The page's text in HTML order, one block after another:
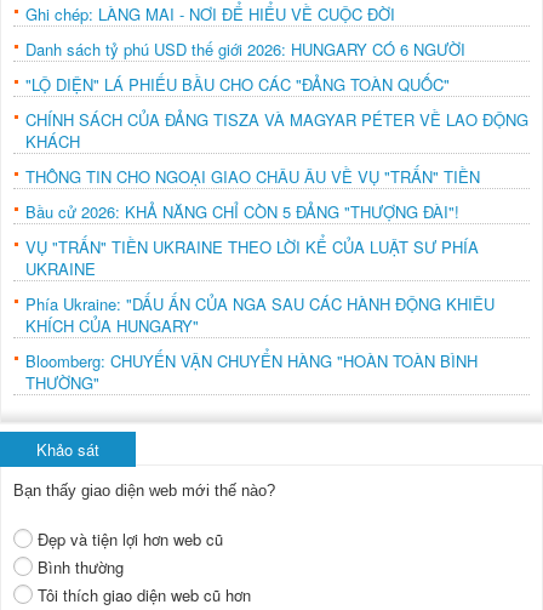
Ghi chép: LÀNG MAI - NƠI ĐỂ HIỂU VỀ CUỘC ĐỜI
Danh sách tỷ phú USD thế giới 2026: HUNGARY CÓ 6 NGƯỜI
"LỘ DIỆN" LÁ PHIẾU BẦU CHO CÁC "ĐẢNG TOÀN QUỐC"
CHÍNH SÁCH CỦA ĐẢNG TISZA VÀ MAGYAR PÉTER VỀ LAO ĐỘNG
KHÁCH
THÔNG TIN CHO NGOẠI GIAO CHÂU ÂU VỀ VỤ "TRẤN" TIỀN
Bầu cử 2026: KHẢ NĂNG CHỈ CÒN 5 ĐẢNG "THƯỢNG ĐÀI"!
VỤ "TRẤN" TIỀN UKRAINE THEO LỜI KỂ CỦA LUẬT SƯ PHÍA
UKRAINE
Phía Ukraine: "DẤU ẤN CỦA NGA SAU CÁC HÀNH ĐỘNG KHIÊU
KHÍCH CỦA HUNGARY"
Bloomberg: CHUYẾN VẬN CHUYỂN HÀNG "HOÀN TOÀN BÌNH
THƯỜNG"
Khảo sát
Bạn thấy giao diện web mới thế nào?
Đẹp và tiện lợi hơn web cũ
Bình thường
Tôi thích giao diện web cũ hơn